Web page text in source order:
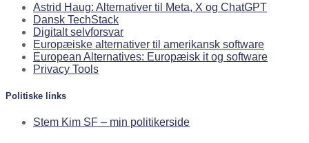
Astrid Haug: Alternativer til Meta, X og ChatGPT
Dansk TechStack
Digitalt selvforsvar
Europæiske alternativer til amerikansk software
European Alternatives: Europæisk it og software
Privacy Tools
Politiske links
Stem Kim SF – min politikerside